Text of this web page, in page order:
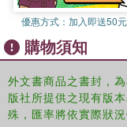
reconstruct a map
journeys, synodal
policies. The result
orientations, and
legacy: the
efforts to end
interreligious and
優惠方式： 加入即送50
購物須知
外文書商品之書封，
版社所提供之現有版
殊，匯率將依實際狀況